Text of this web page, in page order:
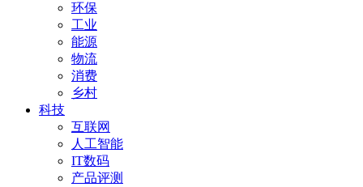
环保
工业
能源
物流
消费
乡村
科技
互联网
人工智能
IT数码
产品评测